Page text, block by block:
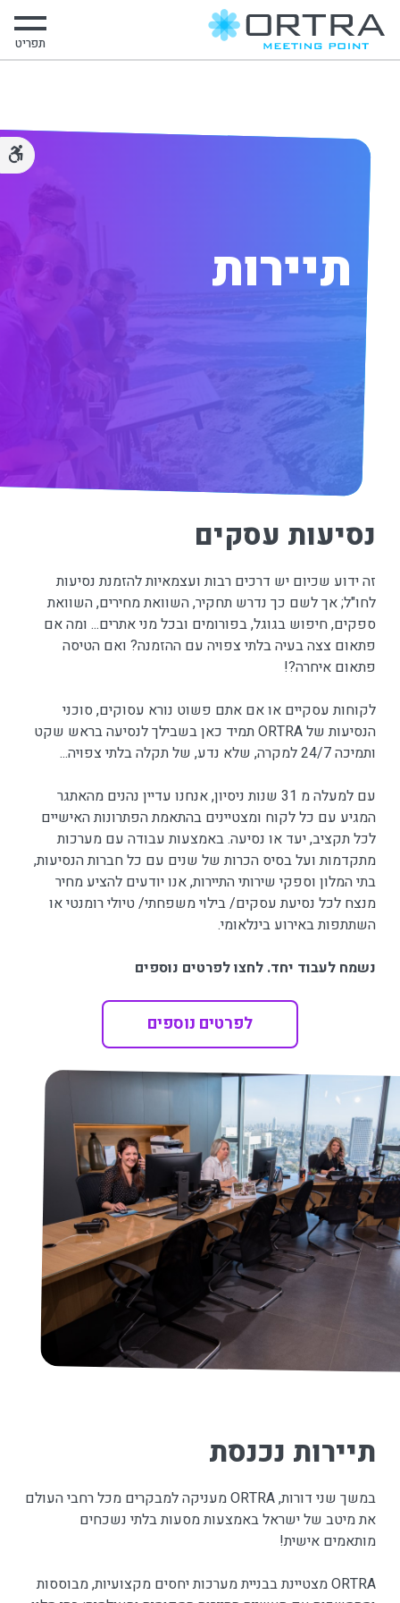
תפריט
תיירות
נסיעות עסקים
זה ידוע שכיום יש דרכים רבות ועצמאיות להזמנת נסיעות
לחו"ל; אך לשם כך נדרש תחקיר, השוואת מחירים, השוואת
ספקים, חיפוש בגוגל, בפורומים ובכל מני אתרים... ומה אם
פתאום צצה בעיה בלתי צפויה עם ההזמנה? ואם הטיסה
פתאום איחרה?!
לקוחות עסקיים או אם אתם פשוט נורא עסוקים, סוכני
הנסיעות של ORTRA תמיד כאן בשבילך לנסיעה בראש שקט
ותמיכה 24/7 למקרה, שלא נדע, של תקלה בלתי צפויה...
עם למעלה מ 31 שנות ניסיון, אנחנו עדיין נהנים מהאתגר
המגיע עם כל לקוח ומצטיינים בהתאמת הפתרונות האישיים
לכל תקציב, יעד או נסיעה. באמצעות עבודה עם מערכות
מתקדמות ועל בסיס הכרות של שנים עם כל חברות הנסיעות,
בתי המלון וספקי שירותי התיירות, אנו יודעים להציע מחיר
מנצח לכל נסיעת עסקים/ בילוי משפחתי/ טיולי רומנטי או
השתתפות באירוע בינלאומי.
נשמח לעבוד יחד. לחצו לפרטים נוספים
לפרטים נוספים
תיירות נכנסת
במשך שני דורות, ORTRA מעניקה למבקרים מכל רחבי העולם
את מיטב של ישראל באמצעות מסעות בלתי נשכחים
מותאמים אישית!
ORTRA מצטיינת בבניית מערכות יחסים מקצועיות, מבוססות